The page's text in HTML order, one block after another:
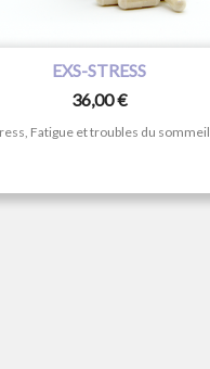
EXS-STRESS
Prix
36,00 €
Fatigue et troubles du sommeil
Aperçu rapide